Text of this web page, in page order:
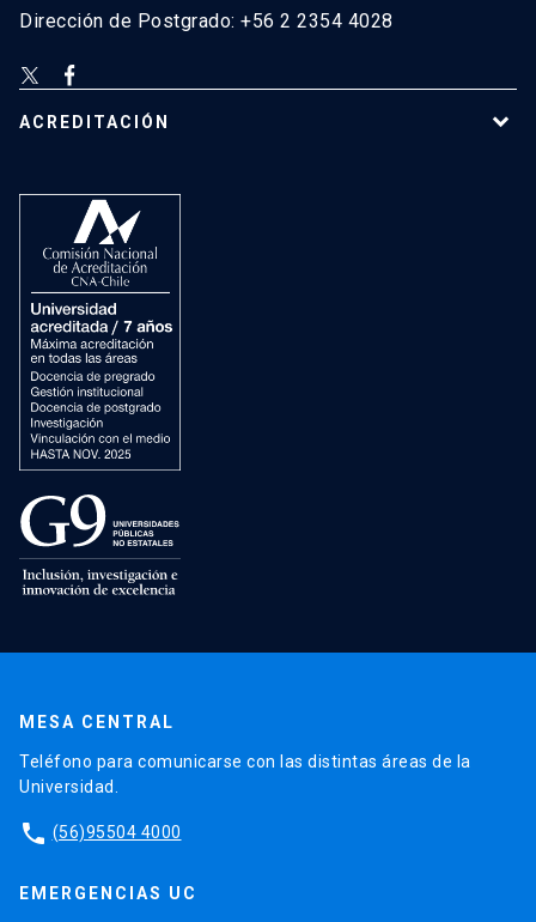
Dirección de Postgrado: +56 2 2354 4028
ACREDITACIÓN
MESA CENTRAL
Teléfono para comunicarse con las distintas áreas de la
Universidad.
phone (56)95504 4000
EMERGENCIAS UC